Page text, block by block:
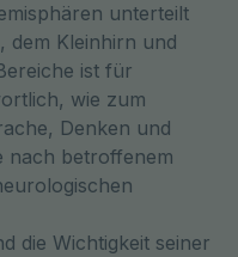
unterteilt
dem Kleinhirn und
ist für
wie zum
Denken und
nach betroffenem
die Wichtigkeit seiner